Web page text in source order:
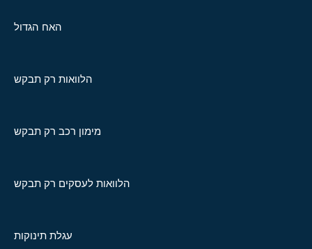
האח הגדול
הלוואות רק תבקש
מימון רכב רק תבקש
הלוואות לעסקים רק תבקש
עגלת תינוקות